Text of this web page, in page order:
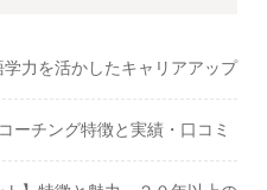
力を活かしたキャリアアップ
ーチング特徴と実績・口コミ